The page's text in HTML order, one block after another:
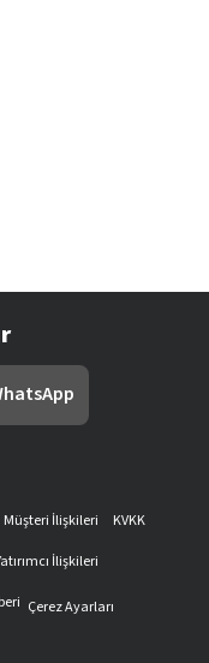
Müşteri İlişkileri
KVKK
İlişkileri
Çerez Ayarları